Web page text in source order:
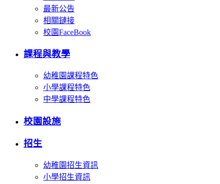
最新公告
相關鏈接
校園FaceBook
課程與教學
幼稚園課程特色
小學課程特色
中學課程特色
校園設施
招生
幼稚園招生資訊
小學招生資訊